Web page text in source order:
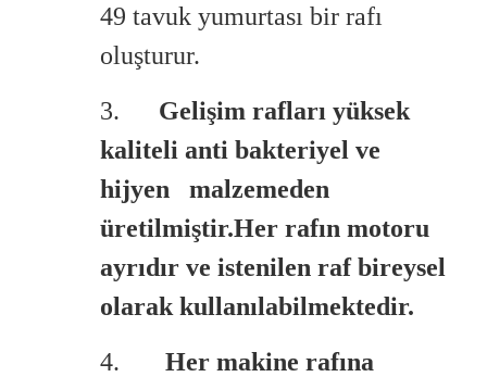
49 tavuk yumurtası bir rafı
oluşturur.
3. Gelişim rafları yüksek
kaliteli anti bakteriyel ve
hijyen malzemeden
üretilmiştir.Her rafın motoru
ayrıdır ve istenilen raf bireysel
olarak kullanılabilmektedir.
4. Her makine rafına